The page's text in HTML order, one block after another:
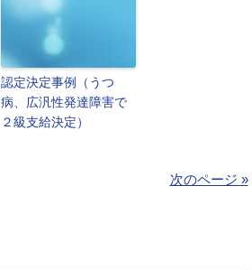
認定決定事例（うつ
病、広汎性発達障害で
２級支給決定）
次のページ »